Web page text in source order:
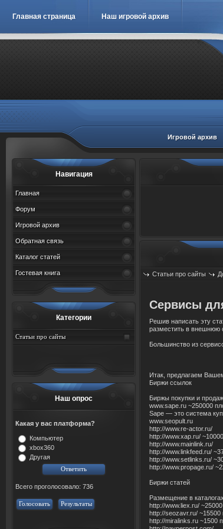
Главная страница Наш игровой архив
Игровой архив
Навигация
Главная
Форум
Игровой архив
Обратная связь
Каталог статей
Гостевая книга
Категории
Статьи про сайты
Наш опрос
Какая у вас платформа?
Компьютер
xbox360
Другая
Всего проголосовало: 736
Голосовать Результаты
Статьи про сайты
Сервисы
Решив написать эту
разместить в внешнюю
Большинство из
Итак, предлагаем
Биржи ссылок
Биржы покупки и
www.sape.ru ~250000
Sape — это система
www.seopult.ru
http://www.re-actor.ru/
http://www.xap.ru/
http://www.mainlink.ru/
http://www.linkfeed.ru/
http://www.setlinks.ru/
http://www.propage.ru/
Биржи статей
Размещение в
http://www.liex.ru/
http://seozavr.ru/ ~15500
http://miralinks.ru ~1500